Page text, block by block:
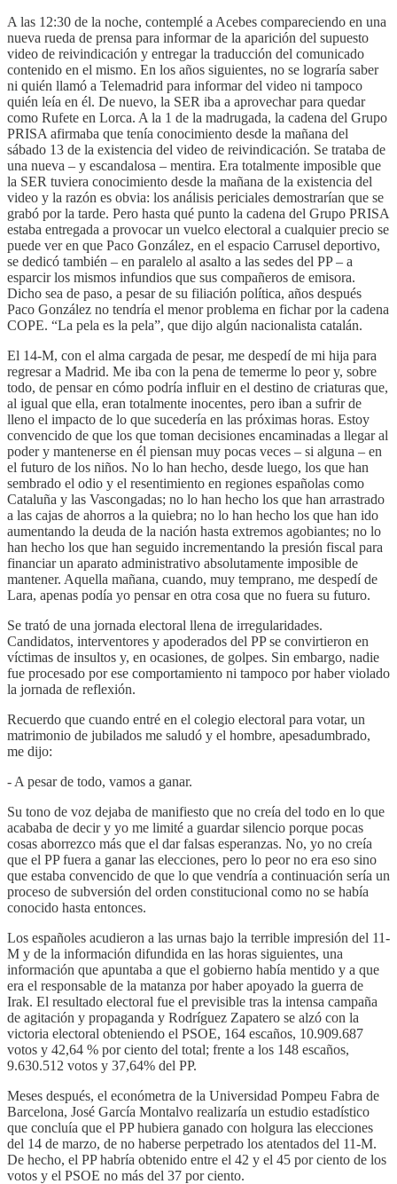
A las 12:30 de la noche, contemplé a Acebes compareciendo en una
nueva rueda de prensa para informar de la aparición del supuesto
video de reivindicación y entregar la traducción del comunicado
contenido en el mismo. En los años siguientes, no se lograría saber
ni quién llamó a Telemadrid para informar del video ni tampoco
quién leía en él. De nuevo, la SER iba a aprovechar para quedar
como Rufete en Lorca. A la 1 de la madrugada, la cadena del Grupo
PRISA afirmaba que tenía conocimiento desde la mañana del
sábado 13 de la existencia del video de reivindicación. Se trataba de
una nueva – y escandalosa – mentira. Era totalmente imposible que
la SER tuviera conocimiento desde la mañana de la existencia del
video y la razón es obvia: los análisis periciales demostrarían que se
grabó por la tarde. Pero hasta qué punto la cadena del Grupo PRISA
estaba entregada a provocar un vuelco electoral a cualquier precio se
puede ver en que Paco González, en el espacio Carrusel deportivo,
se dedicó también – en paralelo al asalto a las sedes del PP – a
esparcir los mismos infundios que sus compañeros de emisora.
Dicho sea de paso, a pesar de su filiación política, años después
Paco González no tendría el menor problema en fichar por la cadena
COPE. “La pela es la pela”, que dijo algún nacionalista catalán.
El 14-M, con el alma cargada de pesar, me despedí de mi hija para
regresar a Madrid. Me iba con la pena de temerme lo peor y, sobre
todo, de pensar en cómo podría influir en el destino de criaturas que,
al igual que ella, eran totalmente inocentes, pero iban a sufrir de
lleno el impacto de lo que sucedería en las próximas horas. Estoy
convencido de que los que toman decisiones encaminadas a llegar al
poder y mantenerse en él piensan muy pocas veces – si alguna – en
el futuro de los niños. No lo han hecho, desde luego, los que han
sembrado el odio y el resentimiento en regiones españolas como
Cataluña y las Vascongadas; no lo han hecho los que han arrastrado
a las cajas de ahorros a la quiebra; no lo han hecho los que han ido
aumentando la deuda de la nación hasta extremos agobiantes; no lo
han hecho los que han seguido incrementando la presión fiscal para
financiar un aparato administrativo absolutamente imposible de
mantener. Aquella mañana, cuando, muy temprano, me despedí de
Lara, apenas podía yo pensar en otra cosa que no fuera su futuro.
Se trató de una jornada electoral llena de irregularidades.
Candidatos, interventores y apoderados del PP se convirtieron en
víctimas de insultos y, en ocasiones, de golpes. Sin embargo, nadie
fue procesado por ese comportamiento ni tampoco por haber violado
la jornada de reflexión.
Recuerdo que cuando entré en el colegio electoral para votar, un
matrimonio de jubilados me saludó y el hombre, apesadumbrado,
me dijo:
- A pesar de todo, vamos a ganar.
Su tono de voz dejaba de manifiesto que no creía del todo en lo que
acababa de decir y yo me limité a guardar silencio porque pocas
cosas aborrezco más que el dar falsas esperanzas. No, yo no creía
que el PP fuera a ganar las elecciones, pero lo peor no era eso sino
que estaba convencido de que lo que vendría a continuación sería un
proceso de subversión del orden constitucional como no se había
conocido hasta entonces.
Los españoles acudieron a las urnas bajo la terrible impresión del 11-
M y de la información difundida en las horas siguientes, una
información que apuntaba a que el gobierno había mentido y a que
era el responsable de la matanza por haber apoyado la guerra de
Irak. El resultado electoral fue el previsible tras la intensa campaña
de agitación y propaganda y Rodríguez Zapatero se alzó con la
victoria electoral obteniendo el PSOE, 164 escaños, 10.909.687
votos y 42,64 % por ciento del total; frente a los 148 escaños,
9.630.512 votos y 37,64% del PP.
Meses después, el económetra de la Universidad Pompeu Fabra de
Barcelona, José García Montalvo realizaría un estudio estadístico
que concluía que el PP hubiera ganado con holgura las elecciones
del 14 de marzo, de no haberse perpetrado los atentados del 11-M.
De hecho, el PP habría obtenido entre el 42 y el 45 por ciento de los
votos y el PSOE no más del 37 por ciento.